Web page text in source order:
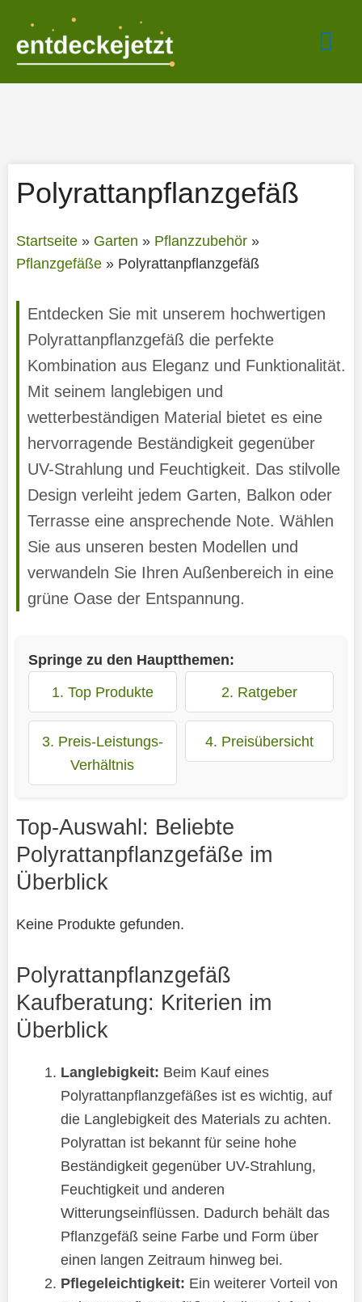
springen
Polyrattanpflanzgefäß
Startseite» Garten » Pflanzzubehör»
Pflanzgefäße» Polyrattanpflanzgefäß
Entdecken Sie mit unserem hochwertigen
Polyrattanpflanzgefäß die perfekte
Kombination aus Eleganz und Funktionalität.
Mit seinem langlebigen und
wetterbeständigen Material bietet es eine
hervorragende Beständigkeit gegenüber
UV-Strahlung und Feuchtigkeit. Das stilvolle
Design verleiht jedem Garten, Balkon oder
Terrasse eine ansprechende Note. Wählen
Sie aus unseren besten Modellen und
verwandeln Sie Ihren Außenbereich in eine
grüne Oase der Entspannung.
Springe zu den Hauptthemen:
1. Top Produkte
2. Ratgeber
3. Preis-Leistungs-
Verhältnis
4. Preisübersicht
Top-Auswahl: Beliebte
Polyrattanpflanzgefäße im
Überblick
Keine Produkte gefunden.
Polyrattanpflanzgefäß
Kaufberatung: Kriterien im
Überblick
Langlebigkeit: Beim Kauf eines
Polyrattanpflanzgefäßes ist es wichtig, auf
die Langlebigkeit des Materials zu achten.
Polyrattan ist bekannt für seine hohe
Beständigkeit gegenüber UV-Strahlung,
Feuchtigkeit und anderen
Witterungseinflüssen. Dadurch behält das
Pflanzgefäß seine Farbe und Form über
einen langen Zeitraum hinweg bei.
Pflegeleichtigkeit: Ein weiterer Vorteil von